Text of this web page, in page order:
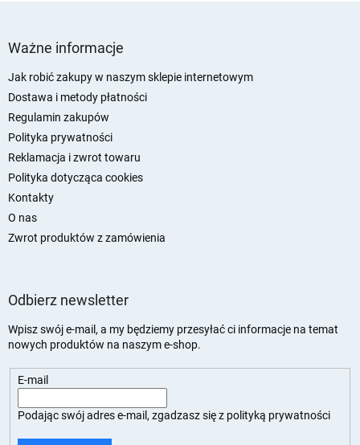
Ważne informacje
Jak robić zakupy w naszym sklepie internetowym
Dostawa i metody płatności
Regulamin zakupów
Polityka prywatności
Reklamacja i zwrot towaru
Polityka dotycząca cookies
Kontakty
O nas
Zwrot produktów z zamówienia
Odbierz newsletter
Wpisz swój e-mail, a my będziemy przesyłać ci informacje na temat
nowych produktów na naszym e-shop.
E-mail
Podając swój adres e-mail, zgadzasz się z polityką prywatności